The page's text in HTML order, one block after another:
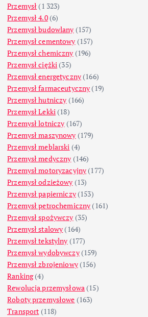
Przemysł (1 323)
Przemysł 4.0(6)
Przemysł budowlany (157)
Przemysł cementowy (157)
Przemysł chemiczny (196)
Przemysł ciężki (35)
Przemysł energetyczny (166)
Przemysł farmaceutyczny (19)
Przemysł hutniczy (166)
Przemysł Lekki (18)
Przemysł lotniczy (167)
Przemysł maszynowy (179)
Przemysł meblarski (4)
Przemysł medyczny (146)
Przemysł motoryzacyjny (177)
Przemysł odzieżowy (13)
Przemysł papierniczy(153)
Przemysł petrochemiczny (161)
Przemysł spożywczy (35)
Przemysł stalowy (164)
Przemysł tekstylny (177)
Przemysł wydobywczy(159)
Przemysł zbrojeniowy(156)
Ranking(4)
Rewolucja przemysłowa (15)
Roboty przemysłowe (163)
Transport (118)